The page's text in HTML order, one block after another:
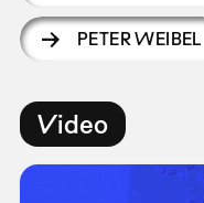
PETER WEIBEL
Video